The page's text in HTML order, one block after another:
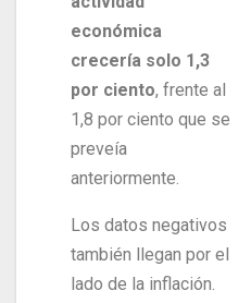
económica
crecería solo 1,3
por ciento, frente al
1,8 por ciento que se
preveía
anteriormente.
Los datos negativos
también llegan por el
lado de la inflación.